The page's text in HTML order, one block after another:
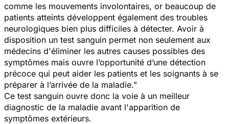
comme les mouvements involontaires, or beaucoup de
patients atteints développent également des troubles
neurologiques bien plus difficiles à détecter. Avoir à
disposition un test sanguin permet non seulement aux
médecins d'éliminer les autres causes possibles des
symptômes mais ouvre l’opportunité d’une détection
précoce qui peut aider les patients et les soignants à se
préparer à l’arrivée de la maladie."
Ce test sanguin ouvre donc la voie à un meilleur
diagnostic de la maladie avant l'apparition de
symptômes extérieurs.